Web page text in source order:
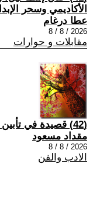
الأكاديمي وسحر
عطا درغام
2026 / 8 / 8
مقابلات و حوارات
(42) قصيدة في تأبين الأديب محمد عبد حسن
مقداد مسعود
2026 / 8 / 8
الادب والفن